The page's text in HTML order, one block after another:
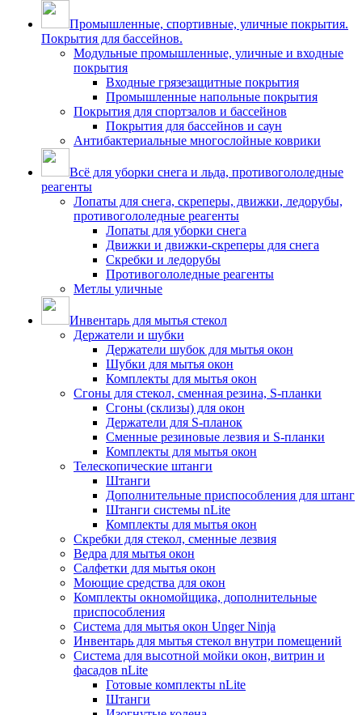
Промышленные, спортивные, уличные покрытия.
Покрытия для бассейнов.
Модульные промышленные, уличные и входные
покрытия
Входные грязезащитные покрытия
Промышленные напольные покрытия
Покрытия для спортзалов и бассейнов
Покрытия для бассейнов и саун
Антибактериальные многослойные коврики
Всё для уборки снега и льда, противогололедные
реагенты
Лопаты для снега, скреперы, движки, ледорубы,
противогололедные реагенты
Лопаты для уборки снега
Движки и движки-скреперы для снега
Скребки и ледорубы
Противогололедные реагенты
Метлы уличные
Инвентарь для мытья стекол
Держатели и шубки
Держатели шубок для мытья окон
Шубки для мытья окон
Комплекты для мытья окон
Сгоны для стекол, сменная резина, S-планки
Сгоны (склизы) для окон
Держатели для S-планок
Сменные резиновые лезвия и S-планки
Комплекты для мытья окон
Телескопические штанги
Штанги
Дополнительные приспособления для штанг
Штанги системы nLite
Комплекты для мытья окон
Скребки для стекол, сменные лезвия
Ведра для мытья окон
Салфетки для мытья окон
Моющие средства для окон
Комплекты окномойщика, дополнительные
приспособления
Система для мытья окон Unger Ninja
Инвентарь для мытья стекол внутри помещений
Система для высотной мойки окон, витрин и
фасадов nLite
Готовые комплекты nLite
Штанги